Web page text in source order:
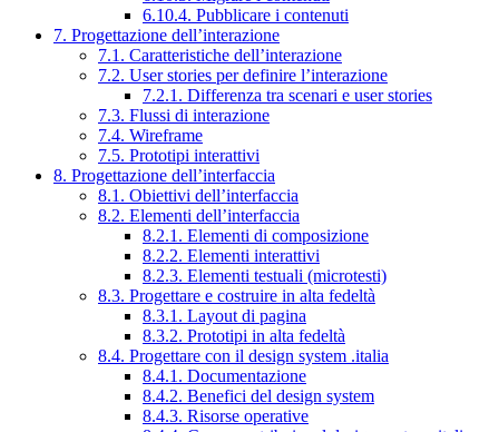
6.10.4. Pubblicare i contenuti
7. Progettazione dell’interazione
7.1. Caratteristiche dell’interazione
7.2. User stories per definire l’interazione
7.2.1. Differenza tra scenari e user stories
7.3. Flussi di interazione
7.4. Wireframe
7.5. Prototipi interattivi
8. Progettazione dell’interfaccia
8.1. Obiettivi dell’interfaccia
8.2. Elementi dell’interfaccia
8.2.1. Elementi di composizione
8.2.2. Elementi interattivi
8.2.3. Elementi testuali (microtesti)
8.3. Progettare e costruire in alta fedeltà
8.3.1. Layout di pagina
8.3.2. Prototipi in alta fedeltà
8.4. Progettare con il design system .italia
8.4.1. Documentazione
8.4.2. Benefici del design system
8.4.3. Risorse operative